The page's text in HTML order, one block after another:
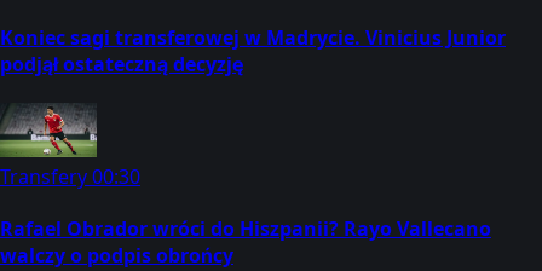
Koniec sagi transferowej w Madrycie. Vinicius Junior
podjął ostateczną decyzję
Transfery00:30
Rafael Obrador wróci do Hiszpanii? Rayo Vallecano
walczy o podpis obrońcy